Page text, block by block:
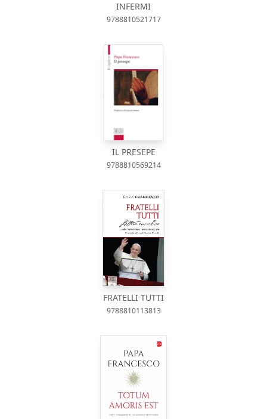
INFERMI
9788810521717
IL PRESEPE
9788810569214
FRATELLI TUTTI
9788810113813